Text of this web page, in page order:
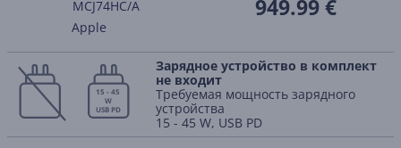
MCJ74HC/A
Apple
949.99 €
15 - 45
W
USB PD
Зарядное устройство в комплект
не входит
Требуемая мощность зарядного
устройства
15 - 45 W, USB PD